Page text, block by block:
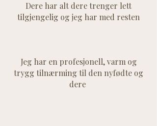
Dere har alt dere trenger lett
tilgjengelig og jeg har med resten
Jeg har en profesjonell, varm og
trygg tilnærming til den nyfødte og
dere